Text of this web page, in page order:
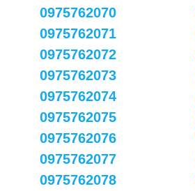
0975762070
0975762071
0975762072
0975762073
0975762074
0975762075
0975762076
0975762077
0975762078